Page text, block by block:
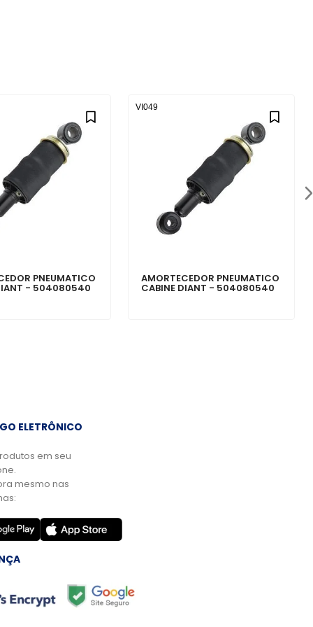
PNEUMATICO
- 504080540
AMORTECEDOR PNEUMATICO
CABINE DIANT - 504080540
VI049
ELETRÔNICO
em seu
mesmo nas